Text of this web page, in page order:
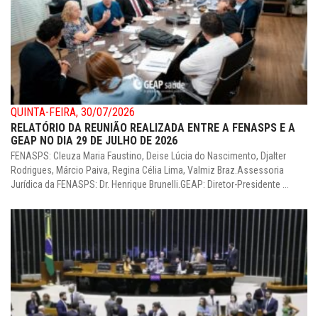
QUINTA-FEIRA, 30/07/2026
RELATÓRIO DA REUNIÃO REALIZADA ENTRE A FENASPS E A
GEAP NO DIA 29 DE JULHO DE 2026
FENASPS: Cleuza Maria Faustino, Deise Lúcia do Nascimento, Djalter
Rodrigues, Márcio Paiva, Regina Célia Lima, Valmiz Braz.Assessoria
Jurídica da FENASPS: Dr. Henrique Brunelli.GEAP: Diretor-Presidente ...